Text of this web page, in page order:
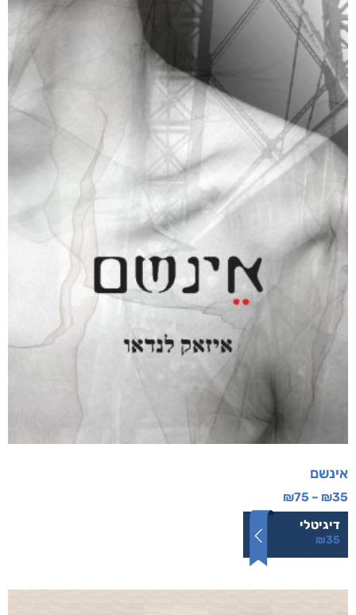
אינשם
₪35
–
₪75
דיגיטלי
₪35